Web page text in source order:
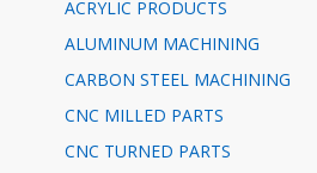
ACRYLIC PRODUCTS
ALUMINUM MACHINING
CARBON STEEL MACHINING
CNC MILLED PARTS
CNC TURNED PARTS